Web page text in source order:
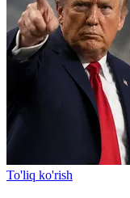
To'liq ko'rish